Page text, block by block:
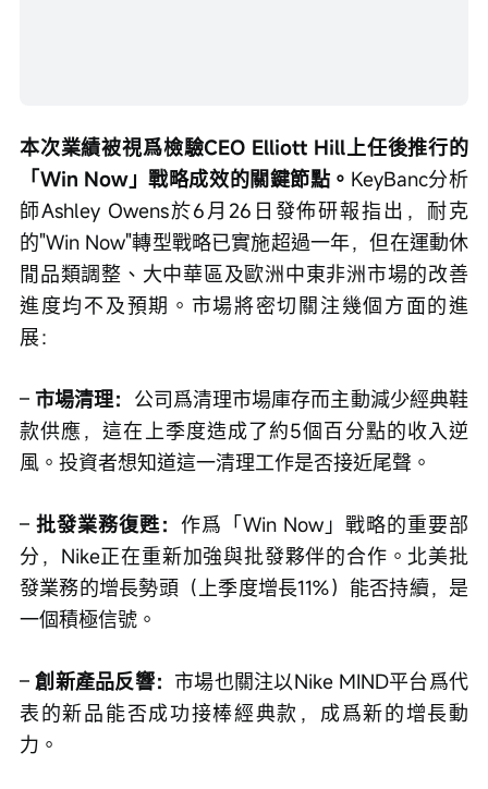
本次業績被視爲檢驗CEO Elliott Hill上任後推行的
「Win Now」戰略成效的關鍵節點。 KeyBanc分析
師Ashley Owens於6月26日發佈研報指出，耐克
的"Win Now"轉型戰略已實施超過一年，但在運動休
閒品類調整、大中華區及歐洲中東非洲市場的改善
進度均不及預期。市場將密切關注幾個方面的進
展：
– 市場清理： 公司爲清理市場庫存而主動減少經典鞋
款供應，這在上季度造成了約5個百分點的收入逆
風。投資者想知道這一清理工作是否接近尾聲。
– 批發業務復甦： 作爲「Win Now」戰略的重要部
分，Nike正在重新加強與批發夥伴的合作。北美批
發業務的增長勢頭（上季度增長11%）能否持續，是
一個積極信號。
– 創新產品反響： 市場也關注以Nike MIND平台爲代
表的新品能否成功接棒經典款，成爲新的增長動
力。